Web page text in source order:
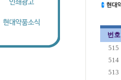
번호
515
514
513